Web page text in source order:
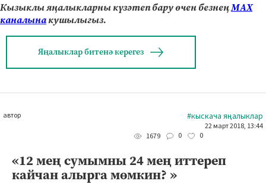
Кызыклы яңалыкларны күзәтеп бару өчен безнеңМАХ
каналынакушылыгыз.
Яңалыклар битенә керегез
автор #кыскача яңалыклар
22 март 2018, 13:44
1679
0 0
«12 мең сумымны 24 мең иттереп
кайчан алырга мөмкин? »